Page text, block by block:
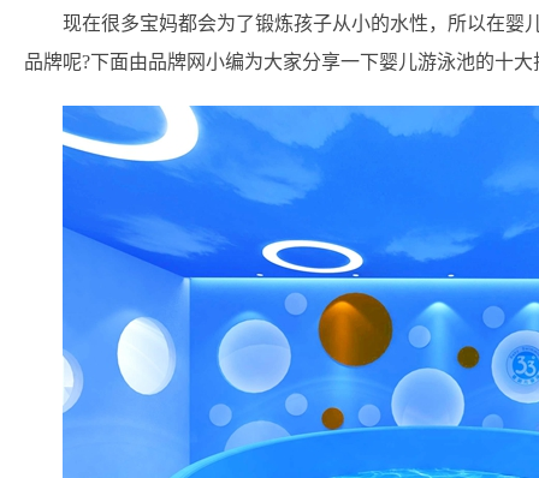
现在很多宝妈都会为了锻炼孩子从小的水性，所以在婴
品牌呢?下面由品牌网小编为大家分享一下婴儿游泳池的十大